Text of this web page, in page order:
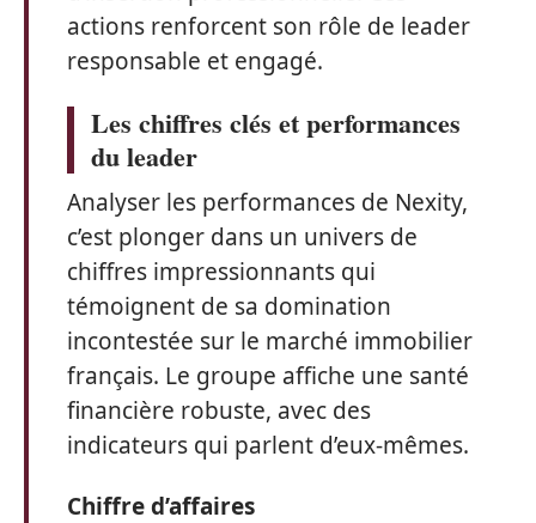
actions renforcent son rôle de leader
responsable et engagé.
Les chiffres clés et performances
du leader
Analyser les performances de Nexity,
c’est plonger dans un univers de
chiffres impressionnants qui
témoignent de sa domination
incontestée sur le marché immobilier
français. Le groupe affiche une santé
financière robuste, avec des
indicateurs qui parlent d’eux-mêmes.
Chiffre d’affaires